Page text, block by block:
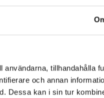
tillhandahålla
och annan
Dessa kan i sin tur
Produktdetaljer